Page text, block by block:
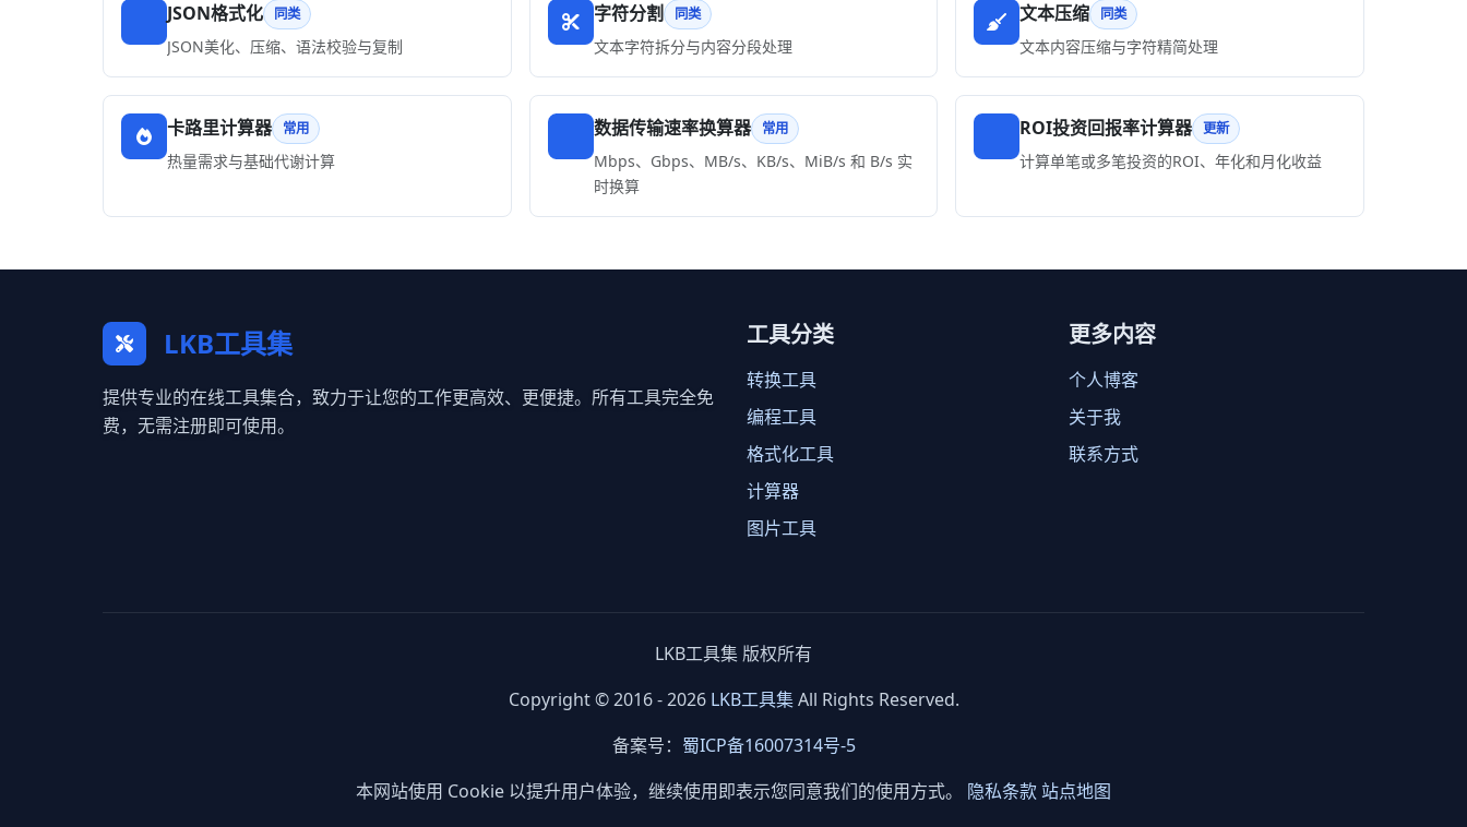
JSON格式化 同类
JSON美化、压缩、语法校验与复制
字符分割 同类
文本字符拆分与内容分段处理
文本压缩 同类
文本内容压缩与字符精简处理
卡路里计算器 常用
热量需求与基础代谢计算
数据传输速率换算器 常用
Mbps、Gbps、MB/s、KB/s、MiB/s 和 B/s 实
时换算
ROI投资回报率计算器 更新
计算单笔或多笔投资的ROI、年化和月化收益
LKB工具集
提供专业的在线工具集合，致力于让您的工作更高效、更便捷。所有工具完全免
费，无需注册即可使用。
工具分类
转换工具
编程工具
格式化工具
计算器
图片工具
更多内容
个人博客
关于我
联系方式
LKB工具集 版权所有
Copyright © 2016 - 2026 LKB工具集All Rights Reserved.
备案号： 蜀ICP备16007314号-5
本网站使用 Cookie 以提升用户体验，继续使用即表示您同意我们的使用方式。 隐私条款 站点地图